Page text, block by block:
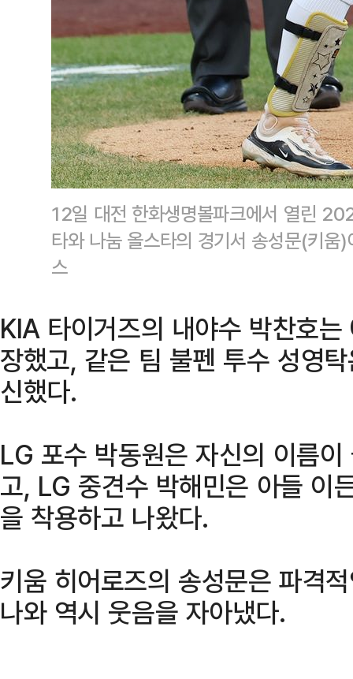
12일 대전 한화생명볼파크에서 열린
타와 나눔 올스타의 경기서 송성문(키
스
KIA 타이거즈의 내야수 박찬호
장했고, 같은 팀 불펜 투수 성영
신했다.
LG 포수 박동원은 자신의 이름
고, LG 중견수 박해민은 아들 이
을 착용하고 나왔다.
키움 히어로즈의 송성문은 파격
나와 역시 웃음을 자아냈다.